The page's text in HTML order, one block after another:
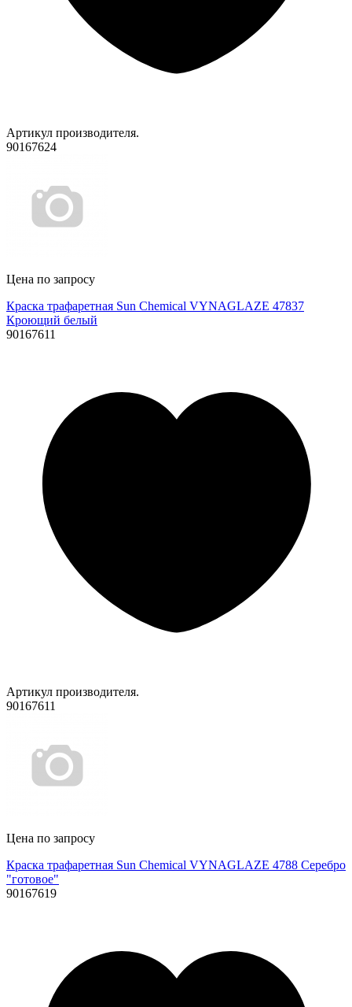
Артикул производителя.
90167624
Цена по запросу
Краска трафаретная Sun Chemical VYNAGLAZE 47837
Кроющий белый
90167611
Артикул производителя.
90167611
Цена по запросу
Краска трафаретная Sun Chemical VYNAGLAZE 4788 Серебро
"готовое"
90167619